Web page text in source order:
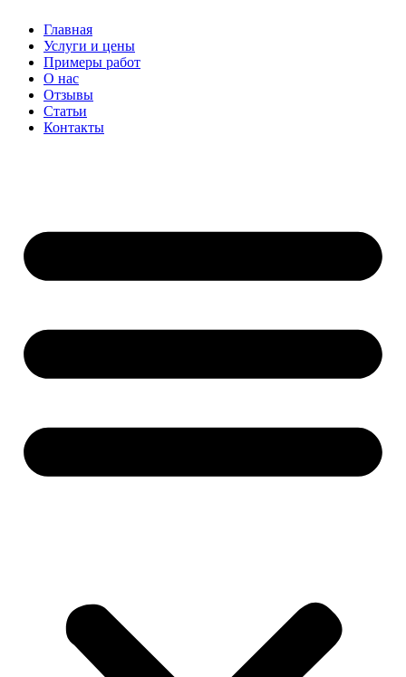
содержимому
Главная
Услуги и цены
Примеры работ
О нас
Отзывы
Статьи
Контакты